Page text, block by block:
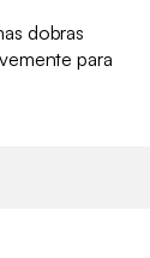
dobras
para